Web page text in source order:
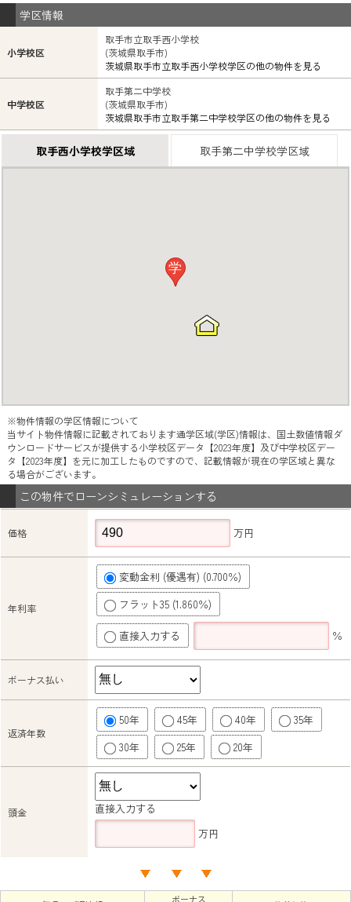
学区情報
小学校区
取手市立取手西小学校
(茨城県取手市)
茨城県取手市立取手西小学校学区の他の物件を見る
中学校区
取手第二中学校
(茨城県取手市)
茨城県取手市立取手第二中学校学区の他の物件を見る
取手西小学校学区域 取手第二中学校学区域
学
※物件情報の学区情報について
当サイト物件情報に記載されております通学区域(学区)情報は、国土数値情報ダ
ウンロードサービスが提供する小学校区データ【2023年度】及び中学校区デー
タ【2023年度】を元に加工したものですので、記載情報が現在の学区域と異な
る場合がございます。
この物件でローンシミュレーションする
価格 万円
年利率
変動金利 (優遇有) (0.700％)
フラット35 (1.860％)
直接入力する ％
ボーナス払い
返済年数
50年 45年 40年
35年
30年
25年 20年
頭金
直接入力する
万円
ボーナス